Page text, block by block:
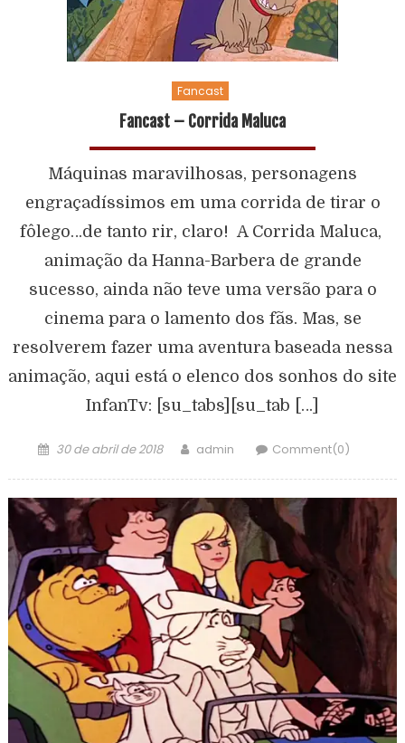
Fancast
Fancast – Corrida Maluca
Máquinas maravilhosas, personagens
engraçadíssimos em uma corrida de tirar o
fôlego…de tanto rir, claro! A Corrida Maluca,
animação da Hanna-Barbera de grande
sucesso, ainda não teve uma versão para o
cinema para o lamento dos fãs. Mas, se
resolverem fazer uma aventura baseada nessa
animação, aqui está o elenco dos sonhos do site
InfanTv: [su_tabs][su_tab […]
30 de abril de 2018 admin Comment(0)